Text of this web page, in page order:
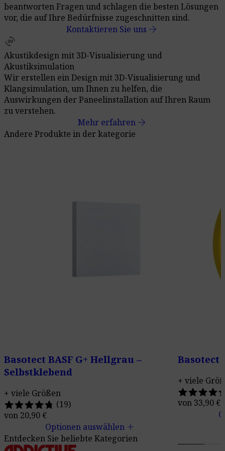
beantworten Fragen und schlagen die besten Lösungen
vor, die auf Ihre Bedürfnisse zugeschnitten sind.
Kontaktieren Sie uns arrow_forward
3d_rotation
Akustikdesign mit 3D-Visualisierung und
Akustiksimulation
Wir erstellen ein Design mit 3D-Visualisierung und
Klangsimulation, um Ihnen zu helfen, die
Auswirkungen der Paneelinstallation auf Ihren Raum
zu verstehen.
Mehr erfahrenarrow_forward
Andere Produkte in der kategorie
Basotect BASF G+ Hellgrau –
Selbstklebend
+ viele Größen
(19)
von 20,90 €
Optionen auswählenadd
Basotect
+ viele
von 33,90 €
Entdecken Sie beliebte Kategorien